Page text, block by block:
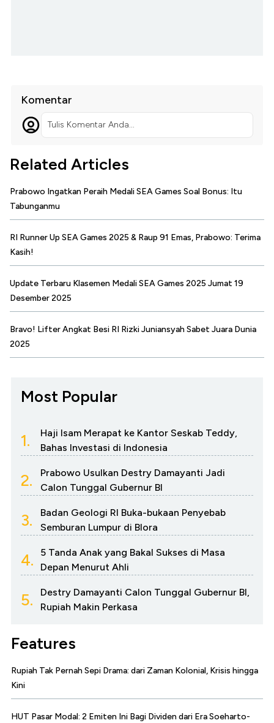
Komentar
Tulis Komentar Anda...
Related Articles
Prabowo Ingatkan Peraih Medali SEA Games Soal Bonus: Itu
Tabunganmu
RI Runner Up SEA Games 2025 & Raup 91 Emas, Prabowo: Terima
Kasih!
Update Terbaru Klasemen Medali SEA Games 2025 Jumat 19
Desember 2025
Bravo! Lifter Angkat Besi RI Rizki Juniansyah Sabet Juara Dunia
2025
Most Popular
1.
Haji Isam Merapat ke Kantor Seskab Teddy,
Bahas Investasi di Indonesia
2.
Prabowo Usulkan Destry Damayanti Jadi
Calon Tunggal Gubernur BI
3.
Badan Geologi RI Buka-bukaan Penyebab
Semburan Lumpur di Blora
4.
5 Tanda Anak yang Bakal Sukses di Masa
Depan Menurut Ahli
5.
Destry Damayanti Calon Tunggal Gubernur BI,
Rupiah Makin Perkasa
Features
Rupiah Tak Pernah Sepi Drama: dari Zaman Kolonial, Krisis hingga
Kini
HUT Pasar Modal: 2 Emiten Ini Bagi Dividen dari Era Soeharto-